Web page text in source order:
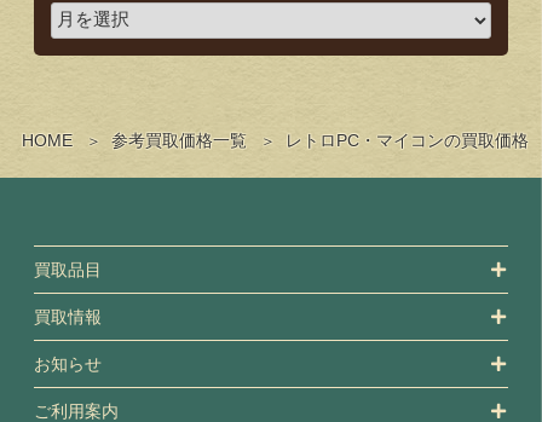
HOME 参考買取価格一覧 レトロPC・マイコンの買取価格
買取品目
買取情報
お知らせ
ご利用案内